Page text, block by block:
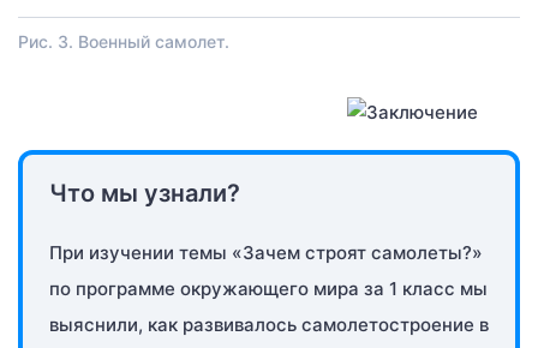
Рис. 3. Военный самолет.
Что мы узнали?
При изучении темы «Зачем строят самолеты?»
по программе окружающего мира за 1 класс мы
выяснили, как развивалось самолетостроение в